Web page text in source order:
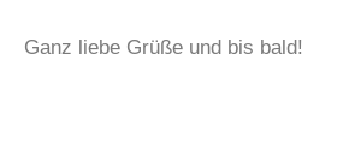
Ganz liebe Grüße und bis bald!